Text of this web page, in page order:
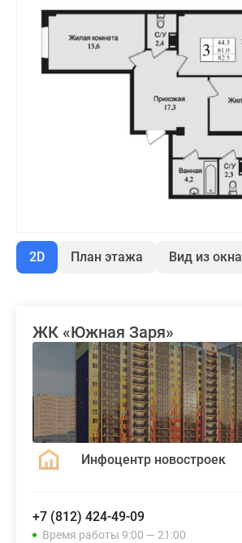
2D План этажа Вид из окна
ЖК «Южная Заря»
Инфоцентр новостроек
+7 (812) 424-49-09
Время работы 9:00 — 21:00